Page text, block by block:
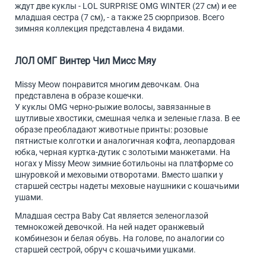
ждут две куклы - LOL SURPRISE OMG WINTER (27 см) и ее
младшая сестра (7 см), - а также 25 сюрпризов. Всего
зимняя коллекция представлена 4 видами.
ЛОЛ ОМГ Винтер Чил Мисс Мяу
Missy Meow понравится многим девочкам. Она
представлена в образе кошечки.
У куклы OMG черно-рыжие волосы, завязанные в
шутливые хвостики, смешная челка и зеленые глаза. В ее
образе преобладают животные принты: розовые
пятнистые колготки и аналогичная кофта, леопардовая
юбка, черная куртка-дутик с золотыми манжетами. На
ногах у Missy Meow зимние ботильоны на платформе со
шнуровкой и меховыми отворотами. Вместо шапки у
старшей сестры надеты меховые наушники с кошачьими
ушами.
Младшая сестра Baby Cat является зеленоглазой
темнокожей девочкой. На ней надет оранжевый
комбинезон и белая обувь. На голове, по аналогии со
старшей сестрой, обруч с кошачьими ушками.